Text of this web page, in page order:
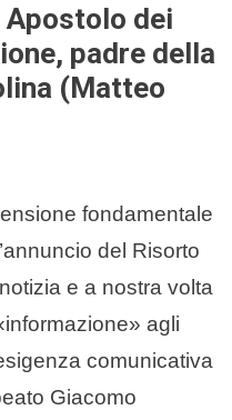
Apostolo dei
padre della
(Matteo
fondamentale
del Risorto
e a nostra volta
agli
comunicativa
Giacomo